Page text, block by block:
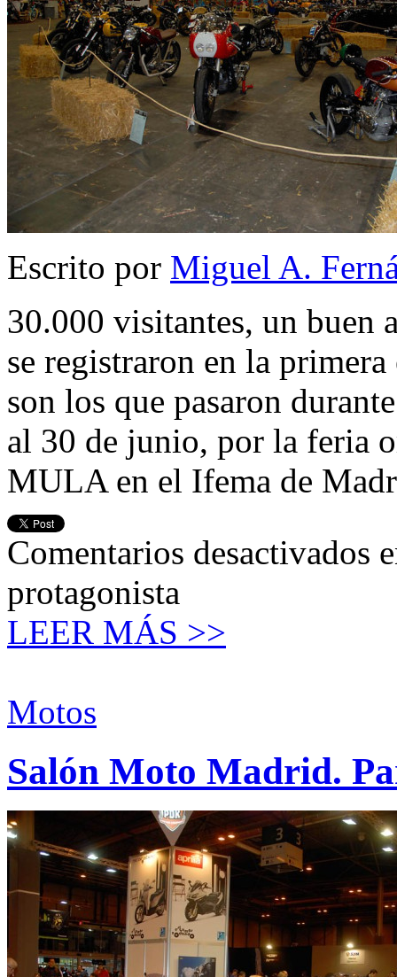
Escrito por Miguel A.
30.000 visitantes, un buen
se registraron en la
son los que pasaron
al 30 de junio, por la feria
MULA en el Ifema de
Comentarios desactivados
protagonista
LEER MÁS >>
Motos
Salón Moto Madrid.